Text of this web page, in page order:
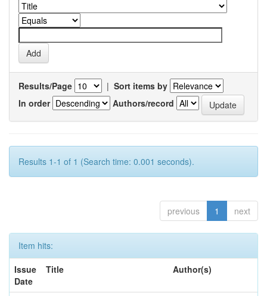
Results/Page | Sort items by
In order
Authors/record
Results 1-1 of 1 (Search time: 0.001 seconds).
previous 1 next
Item hits:
Issue
Date
Title Author(s)